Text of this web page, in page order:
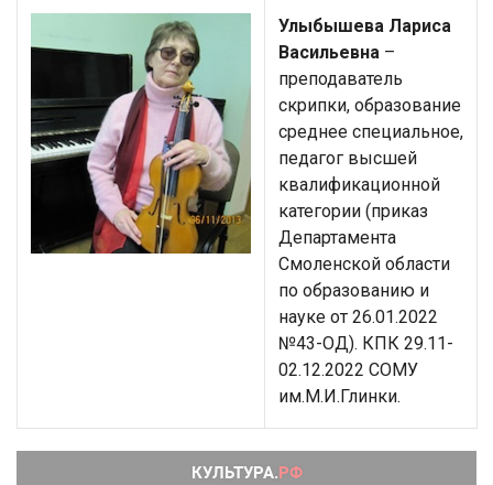
Улыбышева Лариса
Васильевна –
преподаватель
скрипки, образование
среднее специальное,
педагог высшей
квалификационной
категории (приказ
Департамента
Смоленской области
по образованию и
науке от 26.01.2022
№43-ОД). КПК 29.11-
02.12.2022 СОМУ
им.М.И.Глинки.